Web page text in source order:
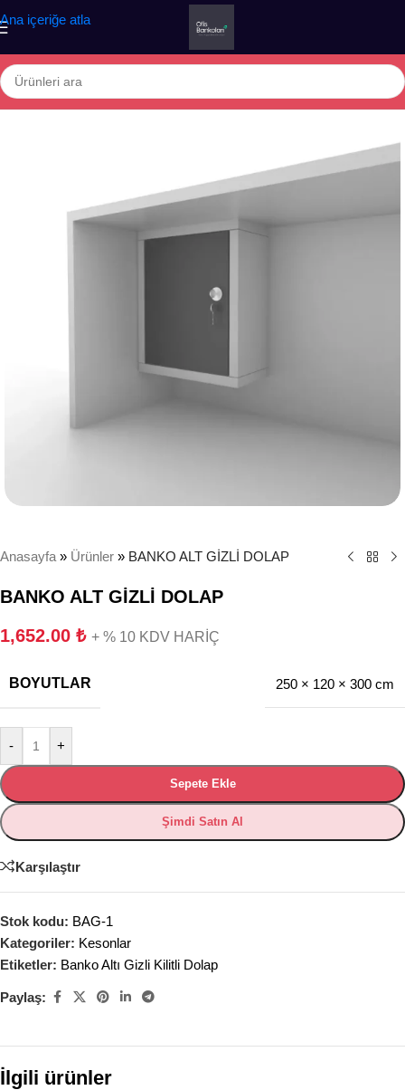
Ana içeriğe atla
Anasayfa » Ürünler » BANKO ALT GİZLİ DOLAP
BANKO ALT GİZLİ DOLAP
1,652.00 ₺ + % 10 KDV HARİÇ
BOYUTLAR 250 × 120 × 300 cm
- +
Sepete Ekle
Şimdi Satın Al
Karşılaştır
Stok kodu: BAG-1
Kategoriler: Kesonlar
Etiketler: Banko Altı Gizli Kilitli Dolap
Paylaş:
İlgili ürünler